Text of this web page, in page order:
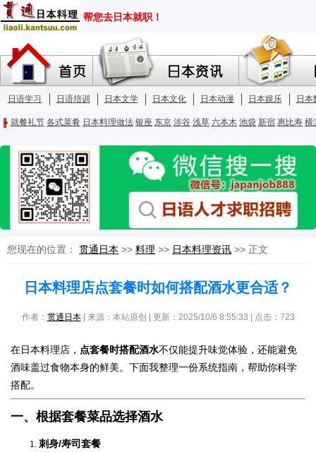
您现在的位置： 贯通日本 >> 料理 >> 日本料理资讯 >> 正文
日本料理店点套餐时如何搭配酒水更合适？
作者： 贯通日本| 来源：本站原创 | 更新：2025/10/6 8:55:33 | 点击： 723
在日本料理店， 点套餐时搭配酒水不仅能提升味觉体验，还能避免
酒味盖过食物本身的鲜美。下面我整理一份系统指南，帮助你科学
搭配。
一、根据套餐菜品选择酒水
刺身/寿司套餐